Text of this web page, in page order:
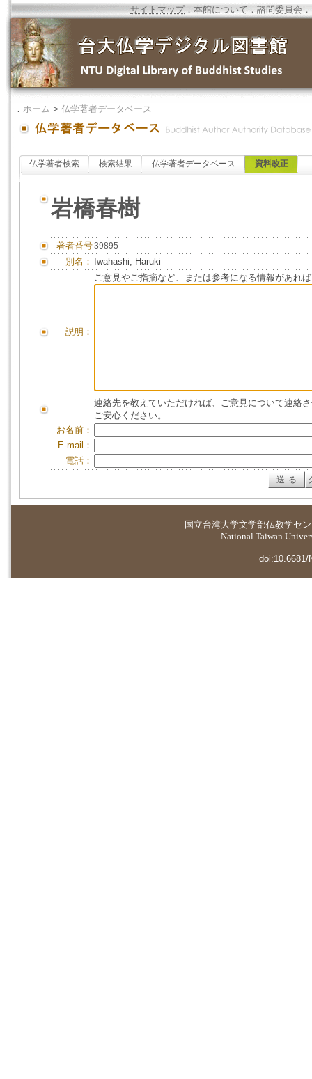
サイトマップ．本館について ．諮問委員会 ．
． ホーム > 仏学著者データベース
仏学著者検索 検索結果 仏学著者データベース 資料改正
岩橋春樹
著者番号39895
別名： Iwahashi, Haruki
説明：
ご意見やご指摘など、または参考になる情報があれ
連絡先を教えていただければ、ご意見について連絡
ご安心ください。
お名前：
E-mail：
電話：
国立台湾大学文学部仏教学セ
National Taiwan
doi:10.6681/